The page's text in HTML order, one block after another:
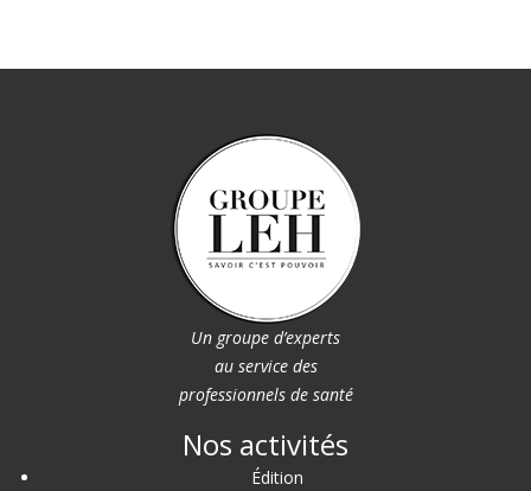
Un groupe d’experts
au service des
professionnels de santé
Nos activités
Édition